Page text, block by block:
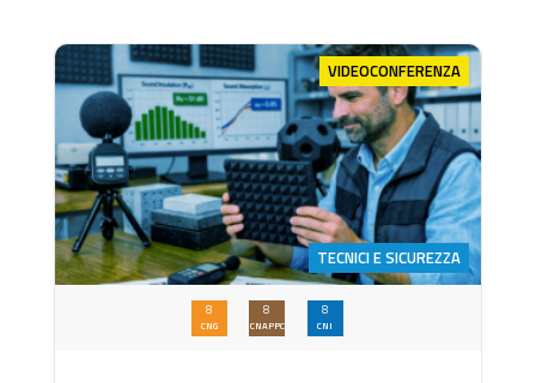
VIDEOCONFERENZA
TECNICI E SICUREZZA
8
CNG
8
CNAPPC
8
CNI